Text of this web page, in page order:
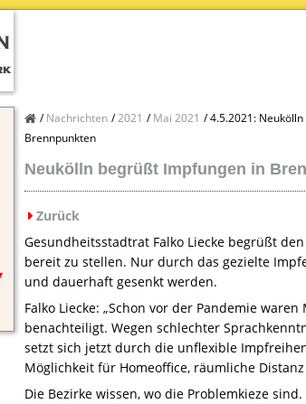
Nachrichten 2021 Mai 2021
4.5.2021:
Brennpunkten
Neukölln begrüßt Impfungen in
Zurück
Gesundheitsstadtrat Falko Liecke begrüßt
bereit zu stellen. Nur durch das gezielte
und dauerhaft gesenkt werden.
Falko Liecke: „Schon vor der Pandemie
benachteiligt. Wegen schlechter
setzt sich jetzt durch die unflexible
Möglichkeit für Homeoffice, räumliche
Die Bezirke wissen, wo die Problemkieze